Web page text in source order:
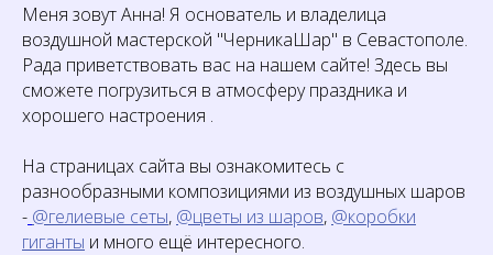
Меня зовут Анна! Я основатель и владелица
воздушной мастерской "ЧерникаШар" в Севастополе.
Рада приветствовать вас на нашем сайте! Здесь вы
сможете погрузиться в атмосферу праздника и
хорошего настроения .
На страницах сайта вы ознакомитесь с
разнообразными композициями из воздушных шаров
- @гелиевые сеты, @цветы из шаров, @коробки
гиганты и много ещё интересного.